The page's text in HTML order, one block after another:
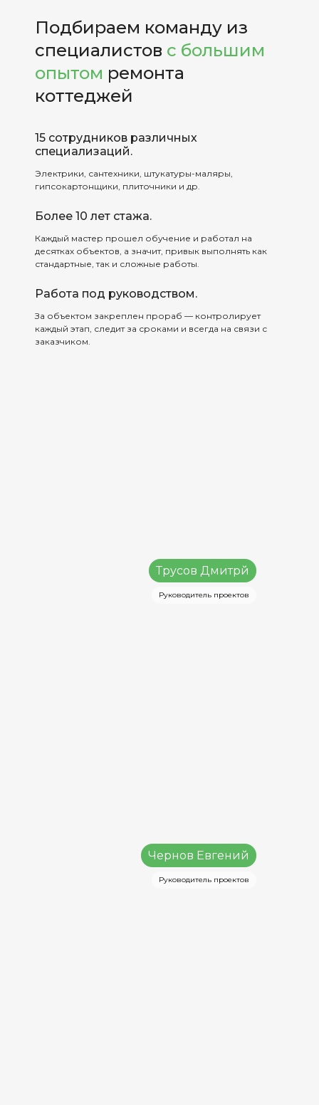
Подбираем команду из
специалистов с большим
опытом ремонта
коттеджей
15 сотрудников различных
специализаций.
Электрики, сантехники, штукатуры-маляры,
гипсокартонщики, плиточники и др.
Более 10 лет стажа.
Каждый мастер прошел обучение и работал на
десятках объектов, а значит, привык выполнять как
стандартные, так и сложные работы.
Работа под руководством.
За объектом закреплен прораб — контролирует
каждый этап, следит за сроками и всегда на связи с
заказчиком.
Трусов Дмитрй
Руководитель проектов
Чернов Евгений
Руководитель проектов